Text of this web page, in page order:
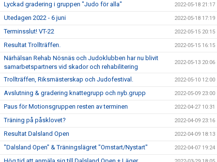
Lyckad gradering i gruppen "Judo för alla" 2022-05-18 21:17
Utedagen 2022 - 6 juni 2022-05-18 17:19
Terminsslut! VT-22 2022-05-15 20:15
Resultat Trollträffen. 2022-05-15 16:15
Närhälsan Rehab Nösnäs och Judoklubben har nu blivit
samarbetspartners vid skador och rehabilitering
2022-05-13 20:06
Trollträffen, Riksmästerskap och Judofestival. 2022-05-10 12:00
Avslutning & gradering knattegrupp och nyb.grupp 2022-05-09 23:00
Paus för Motionsgruppen resten av terminen 2022-04-27 10:31
Träning på påsklovet? 2022-04-09 23:16
Resultat Dalsland Open 2022-04-09 18:13
"Dalsland Open" & Träningslägret "Omstart/Nystart" 2022-04-07 19:24